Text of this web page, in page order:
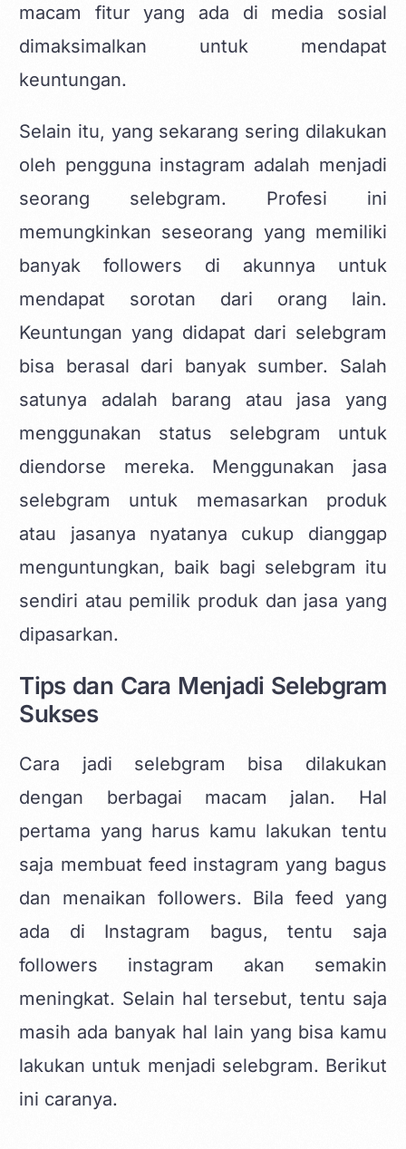
macam fitur yang ada di media sosial
dimaksimalkan untuk mendapat
keuntungan.
Selain itu, yang sekarang sering dilakukan
oleh pengguna instagram adalah menjadi
seorang selebgram. Profesi ini
memungkinkan seseorang yang memiliki
banyak followers di akunnya untuk
mendapat sorotan dari orang lain.
Keuntungan yang didapat dari selebgram
bisa berasal dari banyak sumber. Salah
satunya adalah barang atau jasa yang
menggunakan status selebgram untuk
diendorse mereka. Menggunakan jasa
selebgram untuk memasarkan produk
atau jasanya nyatanya cukup dianggap
menguntungkan, baik bagi selebgram itu
sendiri atau pemilik produk dan jasa yang
dipasarkan.
Tips dan Cara Menjadi Selebgram
Sukses
Cara jadi selebgram bisa dilakukan
dengan berbagai macam jalan. Hal
pertama yang harus kamu lakukan tentu
saja membuat feed instagram yang bagus
dan menaikan followers. Bila feed yang
ada di Instagram bagus, tentu saja
followers instagram akan semakin
meningkat. Selain hal tersebut, tentu saja
masih ada banyak hal lain yang bisa kamu
lakukan untuk menjadi selebgram. Berikut
ini caranya.